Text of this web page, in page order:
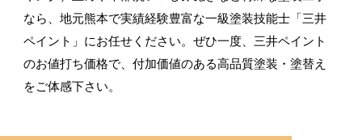
なら、地元熊本で実績経験豊富な一級塗装技能士「三井
ペイント」にお任せください。ぜひ一度、三井ペイント
のお値打ち価格で、付加価値のある高品質塗装・塗替え
をご体感下さい。